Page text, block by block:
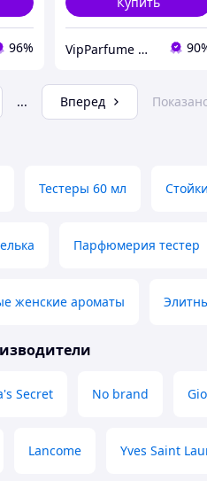
96% VipParfume — интернет-магазин парфюмерии и косметики
... Вперед
Тестеры 60 мл
Парфюмерия тестер
женские ароматы
Secret No brand
Lancome Yves Saint